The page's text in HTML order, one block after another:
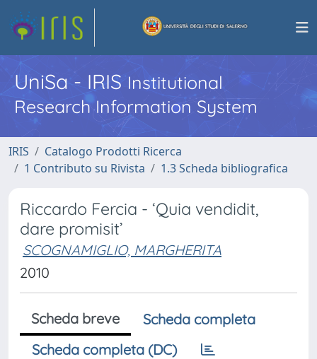
UniSa - IRISInstitutional
Research Information System
IRIS
Catalogo Prodotti Ricerca
1 Contributo su Rivista
1.3 Scheda bibliografica
Riccardo Fercia - ‘Quia vendidit,
dare promisit’
SCOGNAMIGLIO, MARGHERITA
2010
Scheda breve
Scheda completa
Scheda completa (DC)